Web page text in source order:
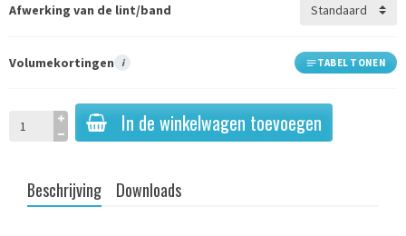
Afwerking van de lint/band
Volumekortingen i TABEL TONEN
In de winkelwagen toevoegen
Beschrijving Downloads